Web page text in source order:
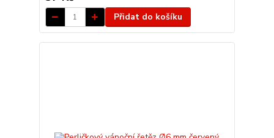
Přidat do košíku